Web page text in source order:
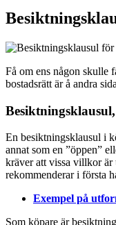
Få om ens någon skulle
bostadsrätt är å andra
En besiktningsklausul i
annat som en ”öppen”
kräver att vissa villkor är
rekommenderar i första
Exempel på
Som köpare är